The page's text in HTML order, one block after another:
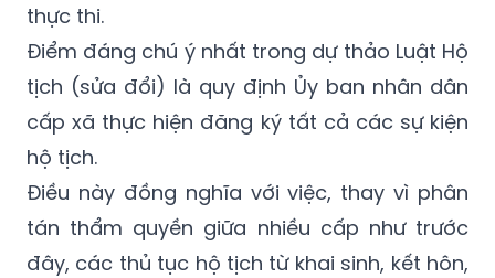
thực thi.
Điểm đáng chú ý nhất trong dự thảo Luật Hộ
tịch (sửa đổi) là quy định Ủy ban nhân dân
cấp xã thực hiện đăng ký tất cả các sự kiện
hộ tịch.
Điều này đồng nghĩa với việc, thay vì phân
tán thẩm quyền giữa nhiều cấp như trước
đây, các thủ tục hộ tịch từ khai sinh, kết hôn,